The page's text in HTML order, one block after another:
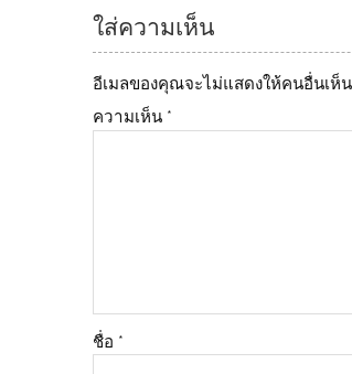
ใส่ความเห็น
อีเมลของคุณจะไม่แสดงให้คนอื่นเห็น
ความเห็น *
ชื่อ *